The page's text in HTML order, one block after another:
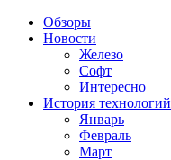
Обзоры
Новости
Железо
Софт
Интересно
История технологий
Январь
Февраль
Март